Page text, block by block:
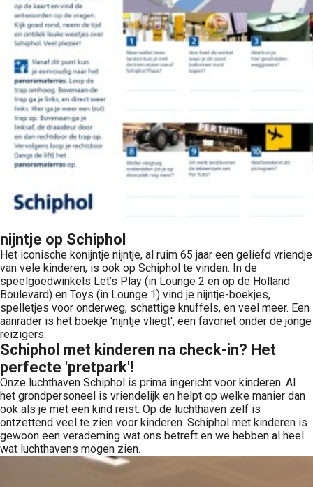
nijntje op Schiphol
Het iconische konijntje nijntje, al ruim 65 jaar een geliefd vriendje
van vele kinderen, is ook op Schiphol te vinden. In de
speelgoedwinkels Let’s Play (in Lounge 2 en op de Holland
Boulevard) en Toys (in Lounge 1) vind je nijntje-boekjes,
spelletjes voor onderweg, schattige knuffels, en veel meer. Een
aanrader is het boekje 'nijntje vliegt', een favoriet onder de jonge
reizigers.
Schiphol met kinderen na check-in? Het
perfecte 'pretpark'!
Onze luchthaven Schiphol is prima ingericht voor kinderen. Al
het grondpersoneel is vriendelijk en helpt op welke manier dan
ook als je met een kind reist. Op de luchthaven zelf is
ontzettend veel te zien voor kinderen. Schiphol met kinderen is
gewoon een verademing wat ons betreft en we hebben al heel
wat luchthavens mogen zien.